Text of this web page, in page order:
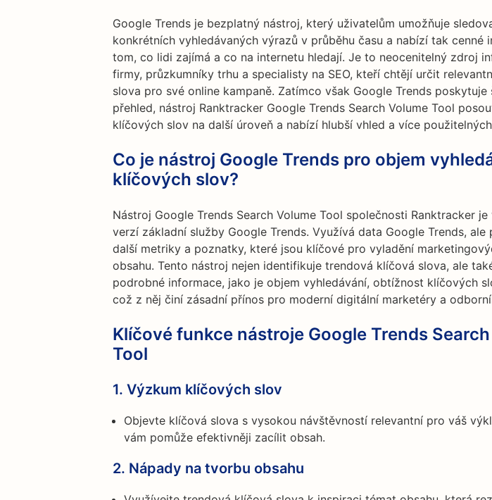
Google Trends je bezplatný nástroj, který uživatelům umožňuje
konkrétních vyhledávaných výrazů v průběhu času a nabízí tak cenné
tom, co lidi zajímá a co na internetu hledají. Je to neocenitelný zdroj
firmy, průzkumníky trhu a specialisty na SEO, kteří chtějí určit
slova pro své online kampaně. Zatímco však Google Trends poskytuje
přehled, nástroj Ranktracker Google Trends Search Volume Tool
klíčových slov na další úroveň a nabízí hlubší vhled a více
Co je nástroj Google Trends pro objem
klíčových slov?
Nástroj Google Trends Search Volume Tool společnosti Ranktracker je
verzí základní služby Google Trends. Využívá data Google Trends, ale
další metriky a poznatky, které jsou klíčové pro vyladění
obsahu. Tento nástroj nejen identifikuje trendová klíčová slova, ale
podrobné informace, jako je objem vyhledávání, obtížnost klíčových
což z něj činí zásadní přínos pro moderní digitální marketéry a
Klíčové funkce nástroje Google Trends
Tool
1. Výzkum klíčových slov
Objevte klíčová slova s vysokou návštěvností relevantní pro váš
vám pomůže efektivněji zacílit obsah.
2. Nápady na tvorbu obsahu